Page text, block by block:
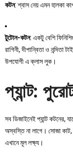
কটন: শ্বাস নেয় এমন হালকা
টুটোন-কটন: একটু বেশি
রাগিনী, দীপান্বিতা ও নন্দিতা
উপযোগী এ ক্লাস লুক।
প্যান্ট:
সব ডিজাইনেই প্যান্ট কটনের,
অস্বস্তি না লাগে। সোজা কাট,
এখানে মূল লক্ষ্য।